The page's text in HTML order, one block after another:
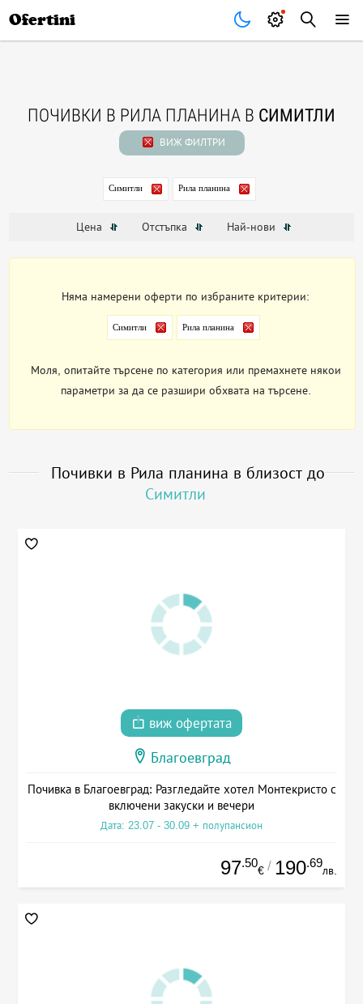
Ofertini
ПОЧИВКИ В РИЛА ПЛАНИНА В СИМИТЛИ
ВИЖ ФИЛТРИ
Симитли Рила планина
Цена Отстъпка Най-нови
Няма намерени оферти по избраните критерии:
Симитли Рила планина
Моля, опитайте търсене по категория или премахнете някои
параметри за да се разшири обхвата на търсене.
Почивки в Рила планина в близост до
Симитли
виж офертата
Благоевград
Почивка в Благоевград: Разгледайте хотел Монтекристо с
включени закуски и вечери
Дата: 23.07 - 30.09 + полупансион
97.50
€ / 190.69
лв.